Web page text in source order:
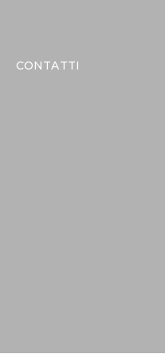
CONTATTI